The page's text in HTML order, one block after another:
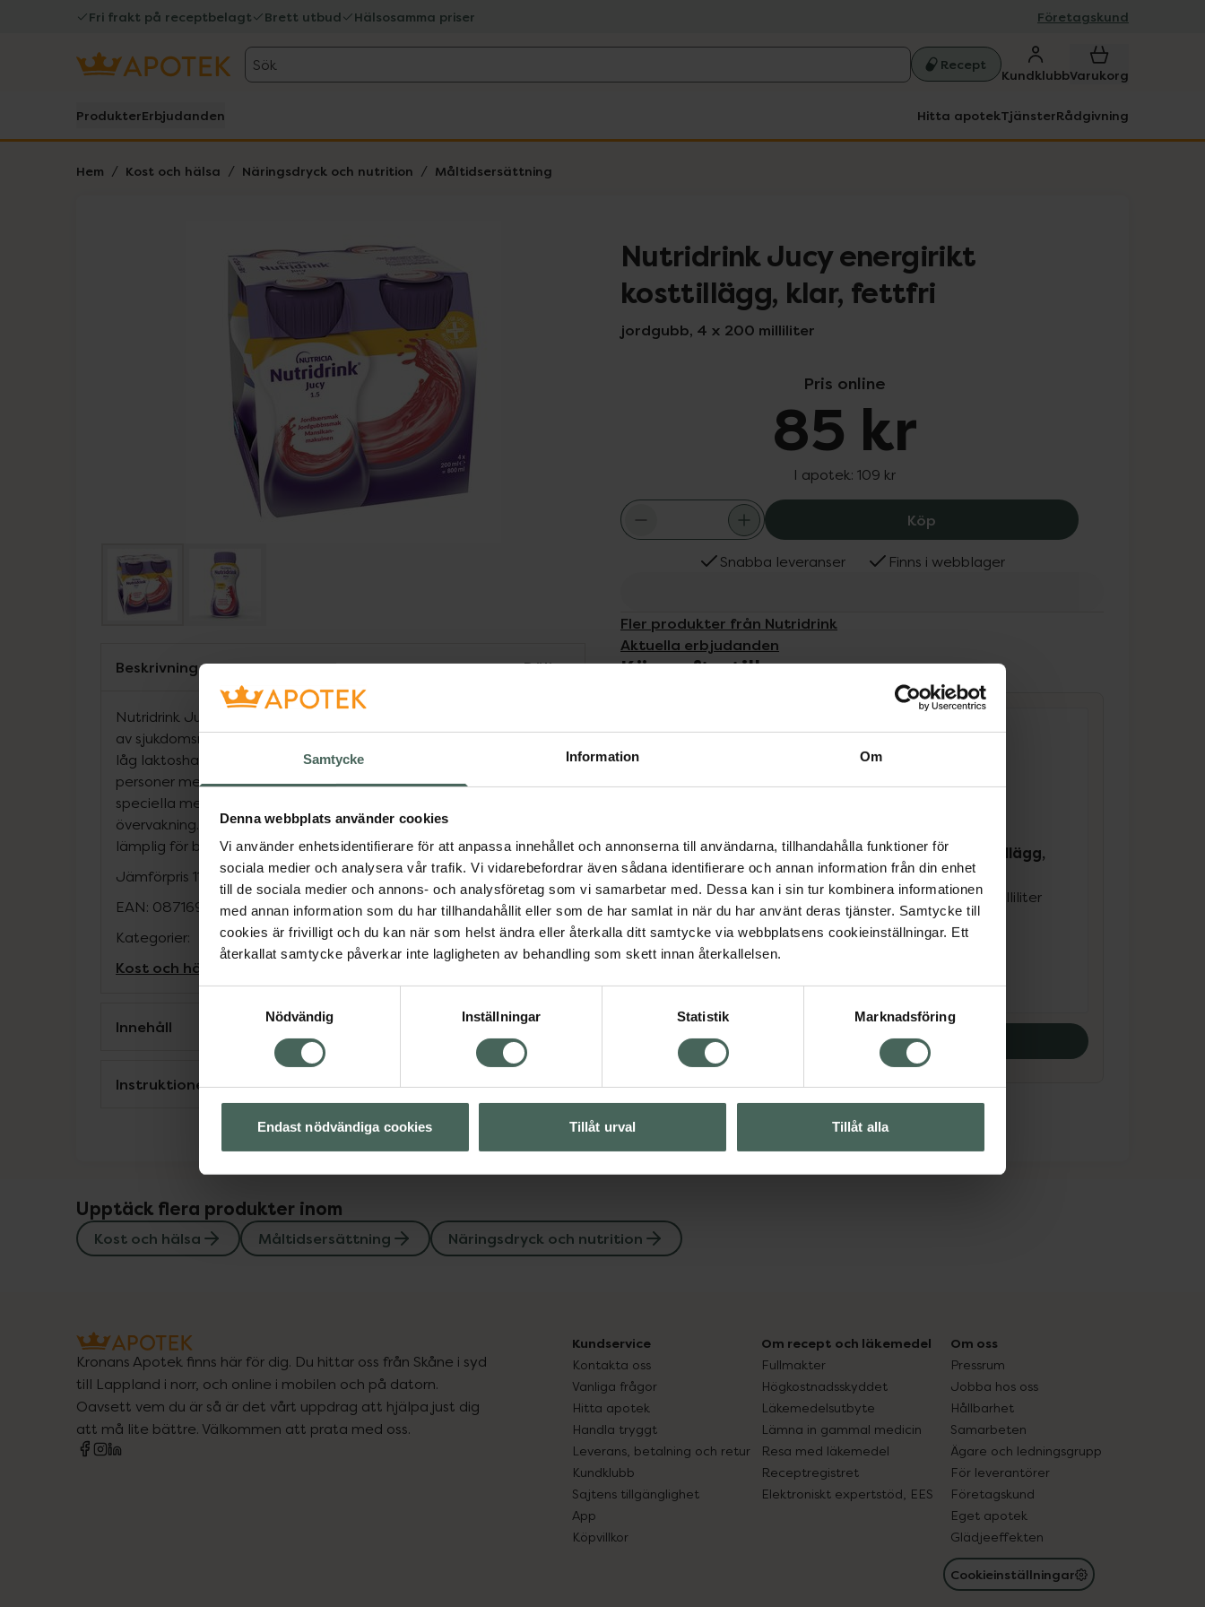
Samtycke Information Om
Denna webbplats använder cookies
Vi använder enhetsidentifierare för att anpassa innehållet och annonserna till användarna, tillhandahålla funktioner för
sociala medier och analysera vår trafik. Vi vidarebefordrar även sådana identifierare och annan information från din enhet
till de sociala medier och annons- och analysföretag som vi samarbetar med. Dessa kan i sin tur kombinera informationen
med annan information som du har tillhandahållit eller som de har samlat in när du har använt deras tjänster. Samtycke till
cookies är frivilligt och du kan när som helst ändra eller återkalla ditt samtycke via webbplatsens cookieinställningar. Ett
återkallat samtycke påverkar inte lagligheten av behandling som skett innan återkallelsen.
Nödvändig
Inställningar Statistik Marknadsföring
Endast nödvändiga cookies Tillåt urval Tillåt alla
Fri frakt på receptbelagt Brett utbud Hälsosamma priser Företagskund
Sök Recept
KundklubbVarukorg
ProdukterErbjudanden Hitta apotekTjänsterRådgivning
Hem Kost och hälsa Näringsdryck och nutrition Måltidsersättning
Lista: . Innehåller 2 objekt.
Nutridrink Jucy energirikt
kosttillägg, klar, fettfri
jordgubb, 4 x 200 milliliter
Pris online
85 kr
I apotek: 109 kr
Köp Nutridrink Jucy energirikt
Snabba leveranser Finns i webblager
Fler produkter från Nutridrink
Aktuella erbjudanden
Köps ofta tillsammans
energirikt kosttillägg,
klar, fettfri
jordgubb, 4 x 200 milliliter
Pris online
85 kr
energirikt kosttillägg,
klar, fettfri
apelsin, 4 x 200 milliliter
Livsmedel
89 kr
Köp båda för
174 kr Köp båda
Beskrivning Dölj
Nutridrink Jucy är ett energirikt, klart kosttillägg för kostbehandling
av sjukdomsrelaterad malnutrition. Näringsdrycken är glutenfri, har
låg laktoshalt samt är fettfri. Nutridrink Jucy är ej lämplig för
personer med galaktosemi. Nutridrink Jucy är ett livsmedel för
speciella medicinska ändamål och ska användas under medicinsk
övervakning. Används med försiktighet till barn mellan 3-6 år. Ej
lämplig för barn under 3 år.
Jämförpris 115 kr/st
EAN: 08716900579097
Kategorier:
Kost och hälsa Måltidsersättning Näringsdryck och nutrition
Innehåll Visa
Instruktioner Visa
Upptäck flera produkter inom
Kost och hälsa Måltidsersättning Näringsdryck och nutrition
Kronans Apotek finns här för dig. Du hittar oss från Skåne i syd
till Lappland i norr, och online i mobilen och på datorn.
Oavsett vem du är så är det vårt uppdrag att hjälpa just dig
att må lite bättre. Välkommen att prata med oss.
Kundservice
Kontakta oss
Vanliga frågor
Hitta apotek
Handla tryggt
Leverans, betalning och retur
Kundklubb
Sajtens tillgänglighet
App
Köpvillkor
Om recept och läkemedel
Fullmakter
Högkostnadsskyddet
Läkemedelsutbyte
Lämna in gammal medicin
Resa med läkemedel
Receptregistret
Elektroniskt expertstöd, EES
Om oss
Pressrum
Jobba hos oss
Hållbarhet
Samarbeten
Ägare och ledningsgrupp
För leverantörer
Företagskund
Eget apotek
Glädjeeffekten
Cookieinställningar